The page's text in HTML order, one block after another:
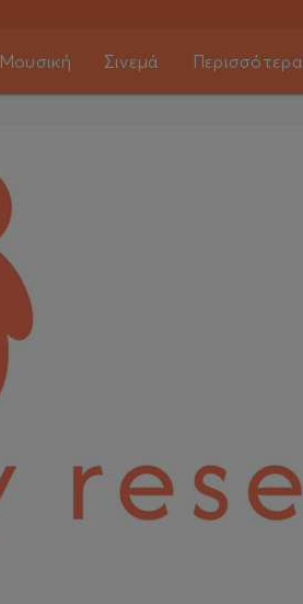
Μουσική Σινεμά Περισσότερα